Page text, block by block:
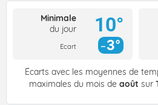
Minimale
du jour
Ecart
10°
3°
Écarts avec les moyennes de
maximales du mois de août sur